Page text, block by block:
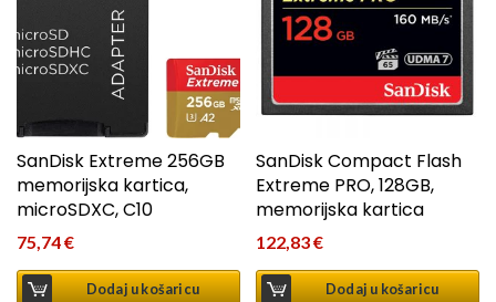
SanDisk Extreme 256GB
memorijska kartica,
microSDXC, C10
75,74€
Dodaj u košaricu
SanDisk Compact Flash
Extreme PRO, 128GB,
memorijska kartica
122,83€
Dodaj u košaricu